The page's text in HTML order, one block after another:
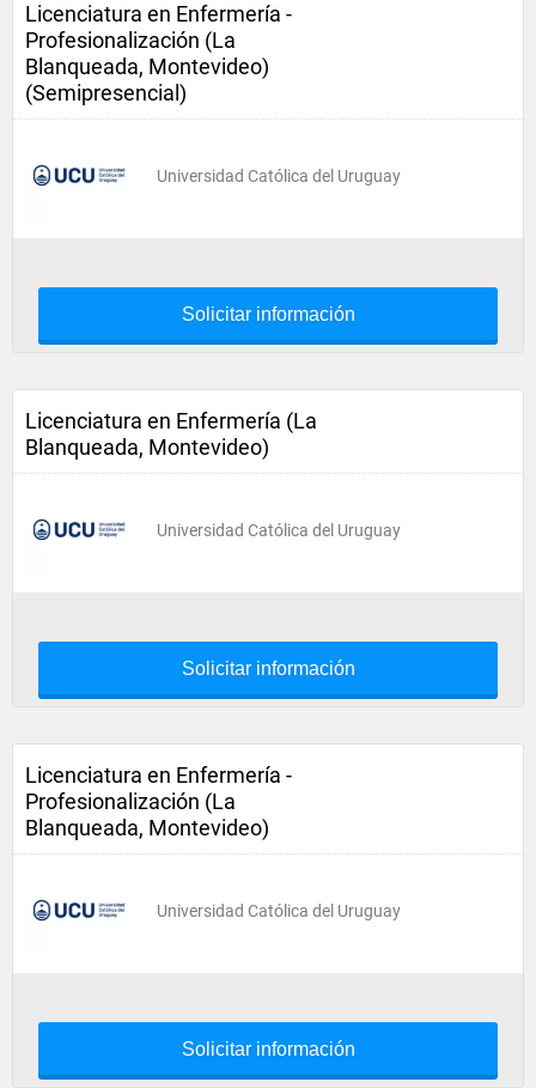
Licenciatura en Enfermería -
Profesionalización (La
Blanqueada, Montevideo)
(Semipresencial)
Universidad Católica del Uruguay
Solicitar información
Licenciatura en Enfermería (La
Blanqueada, Montevideo)
Universidad Católica del Uruguay
Solicitar información
Licenciatura en Enfermería -
Profesionalización (La
Blanqueada, Montevideo)
Universidad Católica del Uruguay
Solicitar información